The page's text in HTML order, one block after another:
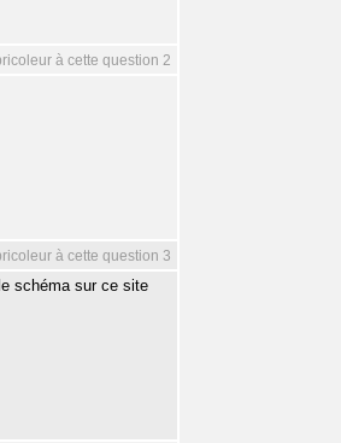
à cette question 2
à cette question 3
schéma sur ce site